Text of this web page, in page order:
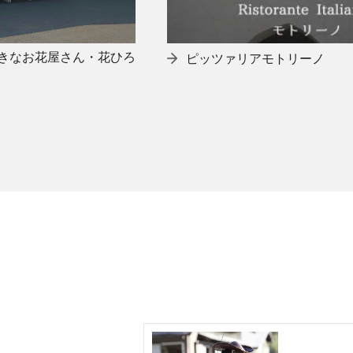
なお花屋さん・花ひろ ピッツァリアモトリーノ